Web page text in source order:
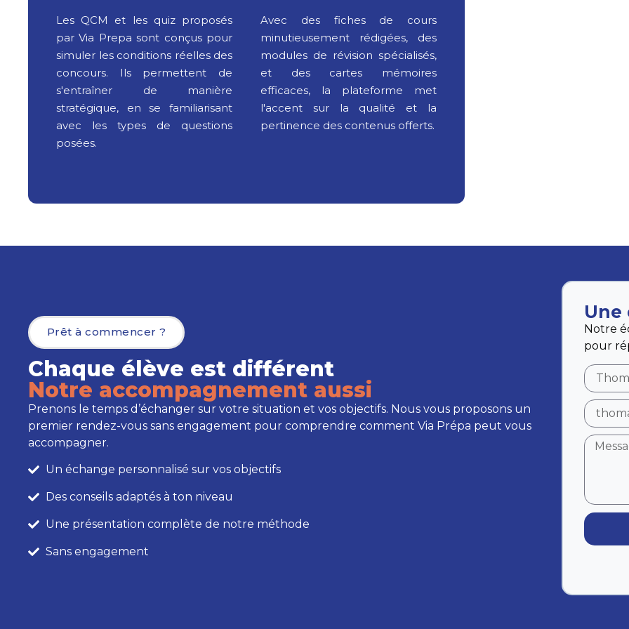
Les QCM et les quiz proposés
par Via Prepa sont conçus pour
simuler les conditions réelles des
concours. Ils permettent de
s'entraîner de manière
stratégique, en se familiarisant
avec les types de questions
posées.
Avec des fiches de cours
minutieusement rédigées, des
modules de révision spécialisés,
et des cartes mémoires
efficaces, la plateforme met
l'accent sur la qualité et la
pertinence des contenus offerts.
Chaque élève est différent
Notre accompagnement aussi
Prêt à commencer ?
Prenons le temps d’échanger sur votre situation et vos objectifs. Nous vous proposons un
premier rendez-vous sans engagement pour comprendre comment Via Prépa peut vous
accompagner.
Un échange personnalisé sur vos objectifs
Des conseils adaptés à ton niveau
Une présentation complète de notre méthode
Sans engagement
Une
Notre
pour